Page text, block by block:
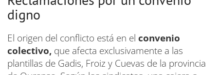
digno
El origen del conflicto está en el convenio
colectivo, que afecta exclusivamente a las
plantillas de Gadis, Froiz y Cuevas de la provincia